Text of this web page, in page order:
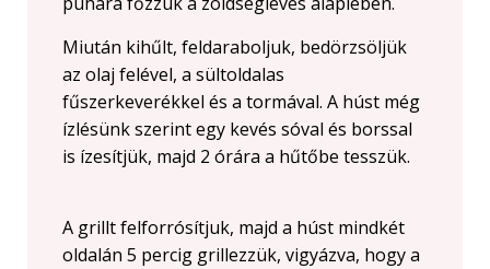
Miután kihűlt, feldaraboljuk, bedörzsöljük
az olaj felével, a sültoldalas
fűszerkeverékkel és a tormával. A húst még
ízlésünk szerint egy kevés sóval és borssal
is ízesítjük, majd 2 órára a hűtőbe tesszük.
A grillt felforrósítjuk, majd a húst mindkét
oldalán 5 percig grillezzük, vigyázva, hogy a